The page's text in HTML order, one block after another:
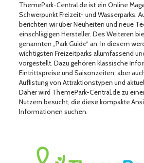
ThemePark-Central.de ist ein Online
Schwerpunkt Freizeit- und Wasserparks.
berichten wir über Neuheiten und neue
einschlägigen Hersteller. Des Weiteren
genannten „Park Guide“ an. In diesem
wichtigsten Freizeitparks allumfassend
vorgestellt. Dazu gehören klassische
Eintrittspreise und Saisonzeiten, aber
Auflistung von Attraktionstypen und
Daher wird ThemePark-Central.de zu
Nutzern besucht, die diese kompakte
Informationen suchen.